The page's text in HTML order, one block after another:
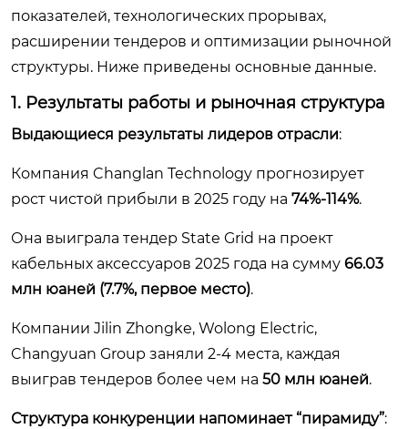
показателей, технологических прорывах,
расширении тендеров и оптимизации рыночной
структуры. Ниже приведены основные данные.
1. Результаты работы и рыночная структура
Выдающиеся результаты лидеров отрасли:
Компания Changlan Technology прогнозирует
рост чистой прибыли в 2025 году на 74%-114%.
Она выиграла тендер State Grid на проект
кабельных аксессуаров 2025 года на сумму 66.03
млн юаней (7.7%, первое место).
Компании Jilin Zhongke, Wolong Electric,
Changyuan Group заняли 2-4 места, каждая
выиграв тендеров более чем на 50 млн юаней.
Структура конкуренции напоминает “пирамиду”: